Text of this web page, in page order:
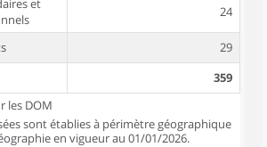
et
24
29
359
les DOM
sont établies à périmètre géographique
en vigueur au 01/01/2026.